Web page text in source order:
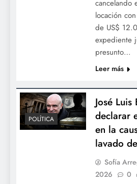
cancelando
locación
de US$
expediente
presunto…
Leer más
POLÍTICA
José
declarar
en la
lavado
Sofía
2026
0